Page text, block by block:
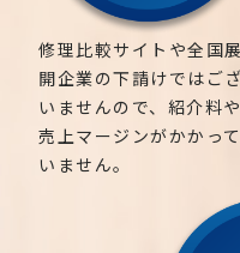
修理比較サイトや全国展
開企業の下請けではござ
いませんので、紹介料や
売上マージンがかかって
いません。